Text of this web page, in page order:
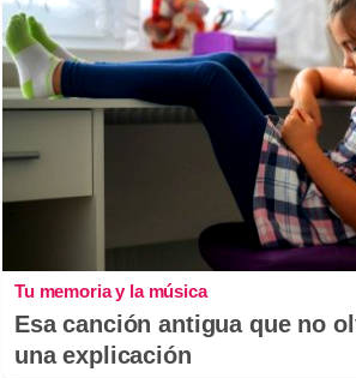
Tu memoria y la música
Esa canción antigua que no
una explicación